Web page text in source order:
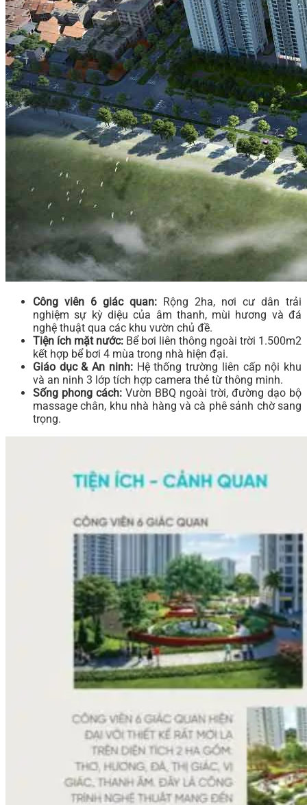
Công viên 6 giác quan: Rộng 2ha, nơi cư dân trải
nghiệm sự kỳ diệu của âm thanh, mùi hương và đá
nghệ thuật qua các khu vườn chủ đề.
Tiện ích mặt nước: Bể bơi liên thông ngoài trời 1.500m2
kết hợp bể bơi 4 mùa trong nhà hiện đại.
Giáo dục & An ninh:Hệ thống trường liên cấp nội khu
và an ninh 3 lớp tích hợp camera thẻ từ thông minh.
Sống phong cách: Vườn BBQ ngoài trời, đường dạo bộ
massage chân, khu nhà hàng và cà phê sảnh chờ sang
trọng.